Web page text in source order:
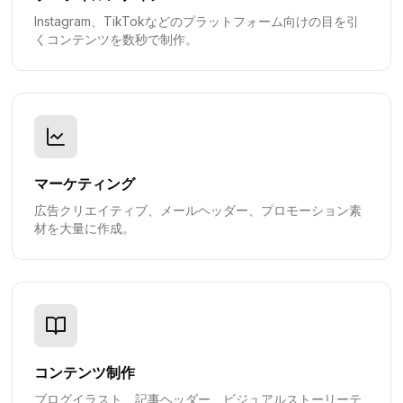
Instagram、TikTokなどのプラットフォーム向けの目を引
くコンテンツを数秒で制作。
マーケティング
広告クリエイティブ、メールヘッダー、プロモーション素
材を大量に作成。
コンテンツ制作
ブログイラスト、記事ヘッダー、ビジュアルストーリーテ